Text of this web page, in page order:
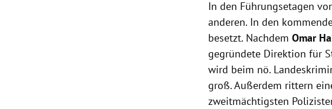
In den Führungsetagen
anderen. In den
besetzt. NachdemOmar
gegründete Direktion für
wird beim nö.
groß. Außerdem rittern
zweitmächtigsten